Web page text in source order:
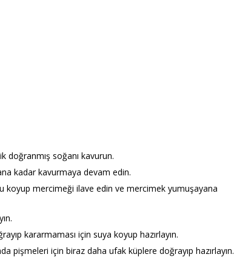
doğranmış soğanı kavurun.
kadar kavurmaya devam edin.
koyup mercimeği ilave edin ve mercimek yumuşayana
kararmaması için suya koyup hazırlayın.
pişmeleri için biraz daha ufak küplere doğrayıp hazırlayın.